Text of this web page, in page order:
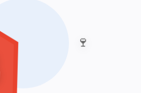
🍷